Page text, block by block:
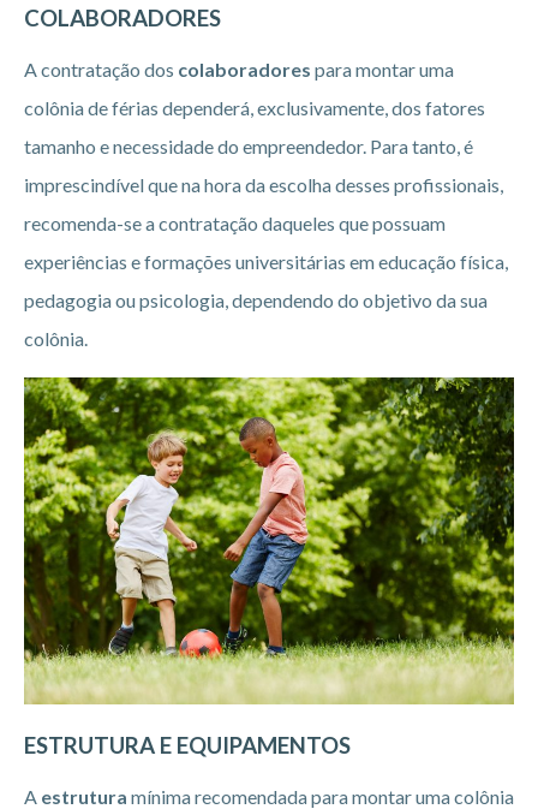
COLABORADORES
A contratação dos colaboradores para montar uma
colônia de férias dependerá, exclusivamente, dos fatores
tamanho e necessidade do empreendedor. Para tanto, é
imprescindível que na hora da escolha desses profissionais,
recomenda-se a contratação daqueles que possuam
experiências e formações universitárias em educação física,
pedagogia ou psicologia, dependendo do objetivo da sua
colônia.
ESTRUTURA E EQUIPAMENTOS
A estrutura mínima recomendada para montar uma colônia